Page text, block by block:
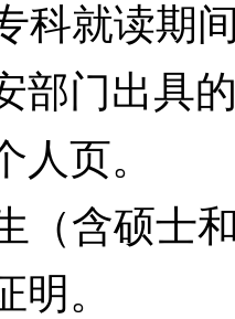
科就读期
部门出具
人页。
（含硕士
明。